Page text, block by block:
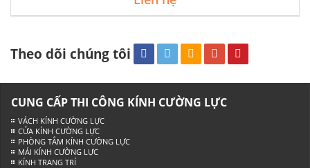
Theo dõi chúng tôi
CUNG CẤP THI CÔNG KÍNH CƯỜNG LỰC
VÁCH KÍNH CƯỜNG LỰC
CỬA KÍNH CƯỜNG LỰC
PHÒNG TẮM KÍNH CƯỜNG LỰC
MÁI KÍNH CƯỜNG LỰC
KÍNH TRANG TRÍ